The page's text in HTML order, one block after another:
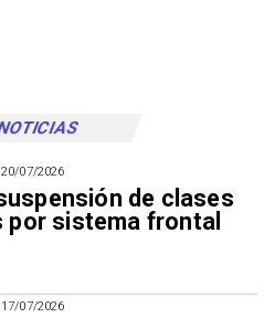
20/07/2026
de clases
por sistema frontal
17/07/2026